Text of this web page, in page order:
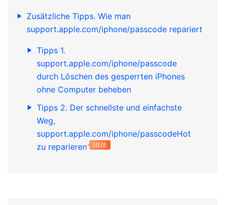
Zusätzliche Tipps. Wie man
support.apple.com/iphone/passcode repariert
Tipps 1.
support.apple.com/iphone/passcode
durch Löschen des gesperrten iPhones
ohne Computer beheben
Tipps 2. Der schnellste und einfachste
Weg,
support.apple.com/iphone/passcodeHot
zu reparieren
HEIß